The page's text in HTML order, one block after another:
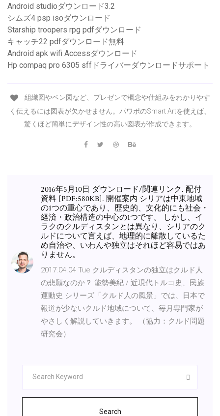
Android studioダウンロード3.2
シムズ4 psp isoダウンロード
Starship troopers rpg pdfダウンロード
キャッチ22 pdfダウンロード無料
Android apk wifi Accessダウンロード
Hp compaq pro 6305 sffドライバーダウンロードサポート
組織図やベン図など、プレゼンで概念や仕組みをわかりやす
く伝えるには図表が欠かせません。パワポのSmart Artを使えば、
驚くほど簡単にデザイン性の高い図表が作成できます。
2016年5月10日 ダウンロード/関連リンク. 配付
資料 [PDF:580KB]. 開催案内 シリアは中東地域
の1つの重心であり、歴史的、文化的にも社会・
経済・政治構造の中心の1つです。 しかし、イ
ラクのクルディスタンとは異なり、シリアのク
ルドについて言えば、地理的に離散しているた
め自治や、いわんや独立はそれほど容易ではあ
りません。
2017.04.04 Tue クルディスタンの独立はクルド人
の悲願なのか？ 能勢美紀 / 近現代トルコ史、民族
運動史 シリーズ「クルド人の風景」では、日本で
報道が少ないクルド地域について、毎月専門家が
やさしく解説していきます。 （協力：クルド問題
研究会）
Search